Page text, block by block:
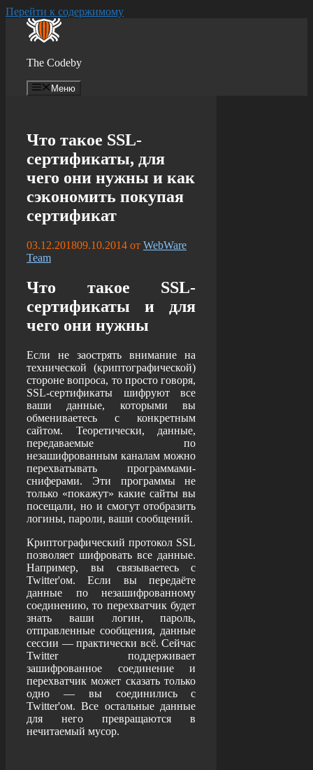
Перейти к содержимому
The Codeby
Меню
Что такое SSL-
сертификаты, для
чего они нужны и как
сэкономить покупая
сертификат
03.12.201809.10.2014 от WebWare
Team
Что такое SSL-
сертификаты и для
чего они нужны
Если не заострять внимание на
технической (криптографической)
стороне вопроса, то просто говоря,
SSL-сертификаты шифруют все
ваши данные, которыми вы
обмениваетесь с конкретным
сайтом. Теоретически, данные,
передаваемые по
незашифрованным каналам можно
перехватывать программами-
сниферами. Эти программы не
только «покажут» какие сайты вы
посещали, но и смогут отобразить
логины, пароли, ваши сообщений.
Криптографический протокол SSL
позволяет шифровать все данные.
Например, вы связываетесь с
Twitter'ом. Если вы передаёте
данные по незашифрованному
соединению, то перехватчик будет
знать ваши логин, пароль,
отправленные сообщения, данные
сессии — практически всё. Сейчас
Twitter поддерживает
зашифрованное соединение и
перехватчик может сказать только
одно — вы соединились с
Twitter'ом. Все остальные данные
для него превращаются в
нечитаемый мусор.